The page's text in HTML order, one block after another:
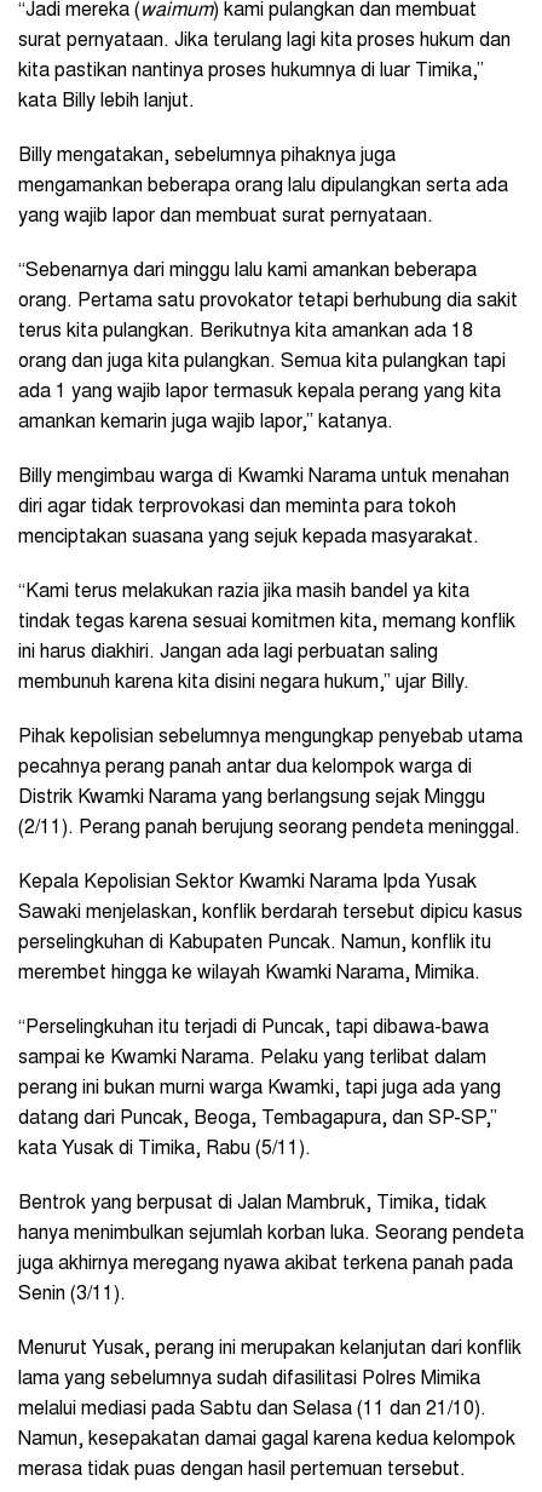
“Jadi mereka (waimum) kami pulangkan dan membuat
surat pernyataan. Jika terulang lagi kita proses hukum dan
kita pastikan nantinya proses hukumnya di luar Timika,”
kata Billy lebih lanjut.
Billy mengatakan, sebelumnya pihaknya juga
mengamankan beberapa orang lalu dipulangkan serta ada
yang wajib lapor dan membuat surat pernyataan.
“Sebenarnya dari minggu lalu kami amankan beberapa
orang. Pertama satu provokator tetapi berhubung dia sakit
terus kita pulangkan. Berikutnya kita amankan ada 18
orang dan juga kita pulangkan. Semua kita pulangkan tapi
ada 1 yang wajib lapor termasuk kepala perang yang kita
amankan kemarin juga wajib lapor,” katanya.
Billy mengimbau warga di Kwamki Narama untuk menahan
diri agar tidak terprovokasi dan meminta para tokoh
menciptakan suasana yang sejuk kepada masyarakat.
“Kami terus melakukan razia jika masih bandel ya kita
tindak tegas karena sesuai komitmen kita, memang konflik
ini harus diakhiri. Jangan ada lagi perbuatan saling
membunuh karena kita disini negara hukum,” ujar Billy.
Pihak kepolisian sebelumnya mengungkap penyebab utama
pecahnya perang panah antar dua kelompok warga di
Distrik Kwamki Narama yang berlangsung sejak Minggu
(2/11). Perang panah berujung seorang pendeta meninggal.
Kepala Kepolisian Sektor Kwamki Narama Ipda Yusak
Sawaki menjelaskan, konflik berdarah tersebut dipicu kasus
perselingkuhan di Kabupaten Puncak. Namun, konflik itu
merembet hingga ke wilayah Kwamki Narama, Mimika.
“Perselingkuhan itu terjadi di Puncak, tapi dibawa-bawa
sampai ke Kwamki Narama. Pelaku yang terlibat dalam
perang ini bukan murni warga Kwamki, tapi juga ada yang
datang dari Puncak, Beoga, Tembagapura, dan SP-SP,”
kata Yusak di Timika, Rabu (5/11).
Bentrok yang berpusat di Jalan Mambruk, Timika, tidak
hanya menimbulkan sejumlah korban luka. Seorang pendeta
juga akhirnya meregang nyawa akibat terkena panah pada
Senin (3/11).
Menurut Yusak, perang ini merupakan kelanjutan dari konflik
lama yang sebelumnya sudah difasilitasi Polres Mimika
melalui mediasi pada Sabtu dan Selasa (11 dan 21/10).
Namun, kesepakatan damai gagal karena kedua kelompok
merasa tidak puas dengan hasil pertemuan tersebut.